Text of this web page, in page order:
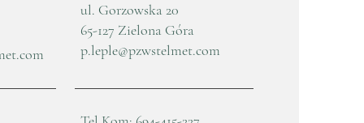
ul. Gorzowska 20
65-127 Zielona Góra
p.leple@pzwstelmet.com